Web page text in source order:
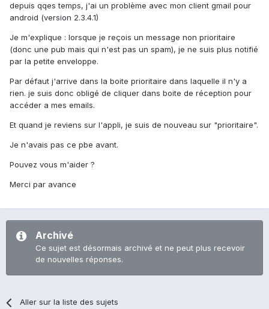
depuis qqes temps, j'ai un problème avec mon client gmail pour
android (version 2.3.4.1)
Je m'explique : lorsque je reçois un message non prioritaire
(donc une pub mais qui n'est pas un spam), je ne suis plus notifié
par la petite enveloppe.
Par défaut j'arrive dans la boite prioritaire dans laquelle il n'y a
rien. je suis donc obligé de cliquer dans boite de réception pour
accéder a mes emails.
Et quand je reviens sur l'appli, je suis de nouveau sur "prioritaire".
Je n'avais pas ce pbe avant.
Pouvez vous m'aider ?
Merci par avance
Archivé
Ce sujet est désormais archivé et ne peut plus recevoir
de nouvelles réponses.
Aller sur la liste des sujets